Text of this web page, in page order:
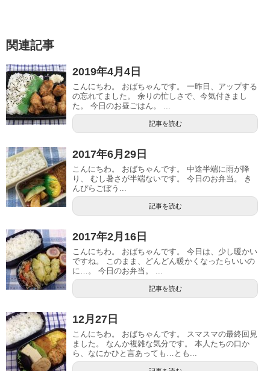
関連記事
2019年4月4日
こんにちわ。 おばちゃんです。 一昨日、アップする
の忘れてました。 余りの忙しさで、今気付きまし
た。 今日のお昼ごはん。 ...
記事を読む
2017年6月29日
こんにちわ。 おばちゃんです。 中途半端に雨が降
り、 むし暑さが半端ないです。 今日のお弁当。 き
んぴらごぼう...
記事を読む
2017年2月16日
こんにちわ。 おばちゃんです。 今日は、少し暖かい
ですね。 このまま、どんどん暖かくなったらいいの
に…。 今日のお弁当。 ...
記事を読む
12月27日
こんにちわ。 おばちゃんです。 スマスマの最終回見
ました。 なんか複雑な気分です。 本人たちの口か
ら、なにかひと言あっても…とも...